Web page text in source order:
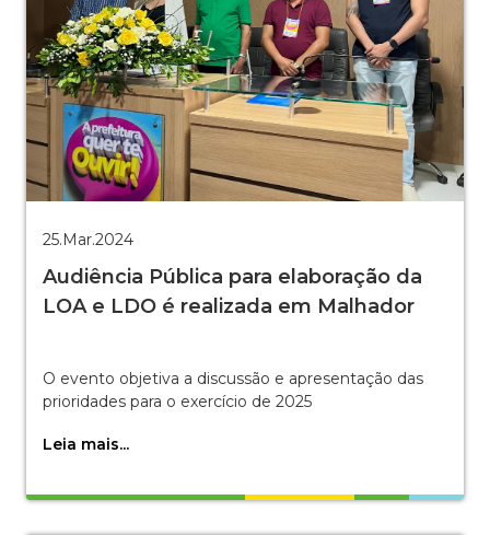
25.Mar.2024
Audiência Pública para elaboração da
LOA e LDO é realizada em Malhador
O evento objetiva a discussão e apresentação das
prioridades para o exercício de 2025
Leia mais...